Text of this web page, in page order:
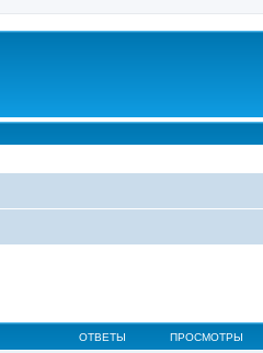
ОТВЕТЫ ПРОСМОТРЫ